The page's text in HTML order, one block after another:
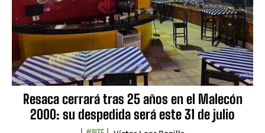
Resaca cerrará tras 25 años en el Malecón
2000: su despedida será este 31 de julio